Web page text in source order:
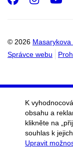
© 2026 Masarykova
Správce webu
K
obsahu a
klikněte na
souhlas k
Upravit